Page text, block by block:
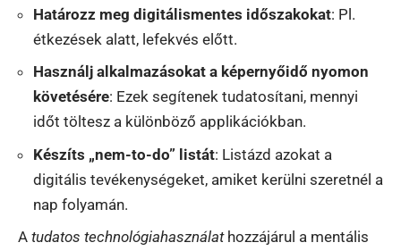
Határozz meg digitálismentes időszakokat: Pl.
étkezések alatt, lefekvés előtt.
Használj alkalmazásokat a képernyőidő nyomon
követésére: Ezek segítenek tudatosítani, mennyi
időt töltesz a különböző applikációkban.
Készíts „nem-to-do” listát: Listázd azokat a
digitális tevékenységeket, amiket kerülni szeretnél a
nap folyamán.
A tudatos technológiahasználathozzájárul a mentális